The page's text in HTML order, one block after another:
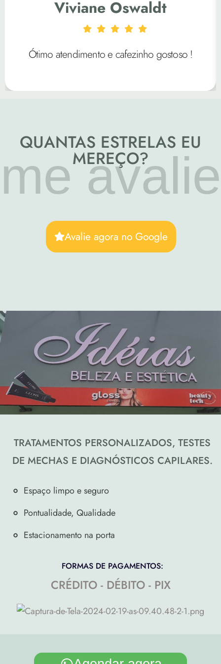
Viviane Oswaldt
Ótimo atendimento e cafezinho gostoso !
QUANTAS ESTRELAS EU
MEREÇO?
me avalie
Avalie agora no Google
TRATAMENTOS PERSONALIZADOS, TESTES
DE MECHAS E DIAGNÓSTICOS CAPILARES.
Espaço limpo e seguro​
Pontualidade, Qualidade
Estacionamento na porta
FORMAS DE PAGAMENTOS:
CRÉDITO - DÉBITO - PIX